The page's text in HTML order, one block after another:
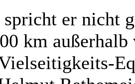
spricht er nicht
km